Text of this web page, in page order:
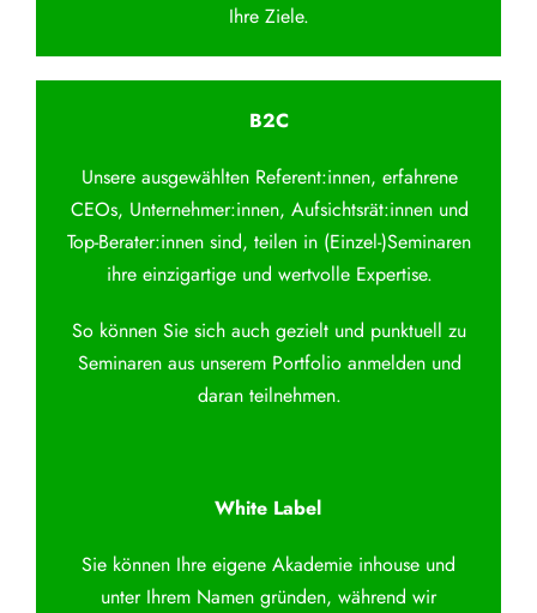
Ihre Ziele.
B2C
Unsere ausgewählten Referent:innen, erfahrene
CEOs, Unternehmer:innen, Aufsichtsrät:innen und
Top-Berater:innen sind, teilen in (Einzel-)Seminaren
ihre einzigartige und wertvolle Expertise.
So können Sie sich auch gezielt und punktuell zu
Seminaren aus unserem Portfolio anmelden und
daran teilnehmen.
White Label
Sie können Ihre eigene Akademie inhouse und
unter Ihrem Namen gründen, während wir